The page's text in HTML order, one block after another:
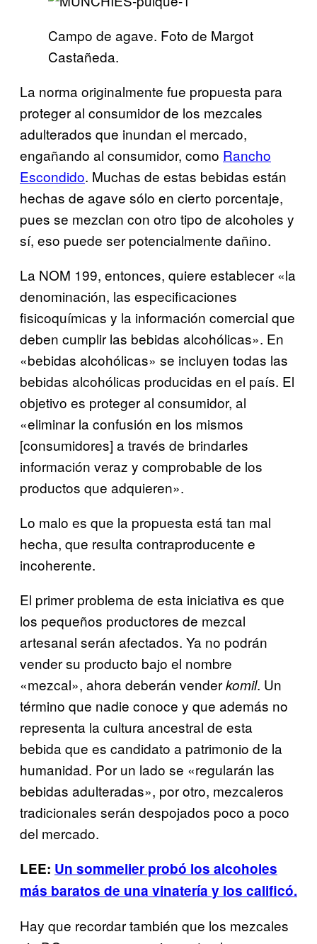
Campo de agave. Foto de Margot
Castañeda.
La norma originalmente fue propuesta para
proteger al consumidor de los mezcales
adulterados que inundan el mercado,
engañando al consumidor, como Rancho
Escondido. Muchas de estas bebidas están
hechas de agave sólo en cierto porcentaje,
pues se mezclan con otro tipo de alcoholes y
sí, eso puede ser potencialmente dañino.
La NOM 199, entonces, quiere establecer «la
denominación, las especificaciones
fisicoquímicas y la información comercial que
deben cumplir las bebidas alcohólicas». En
«bebidas alcohólicas» se incluyen todas las
bebidas alcohólicas producidas en el país. El
objetivo es proteger al consumidor, al
«eliminar la confusión en los mismos
[consumidores] a través de brindarles
información veraz y comprobable de los
productos que adquieren».
Lo malo es que la propuesta está tan mal
hecha, que resulta contraproducente e
incoherente.
El primer problema de esta iniciativa es que
los pequeños productores de mezcal
artesanal serán afectados. Ya no podrán
vender su producto bajo el nombre
«mezcal», ahora deberán venderkomil. Un
término que nadie conoce y que además no
representa la cultura ancestral de esta
bebida que es candidato a patrimonio de la
humanidad. Por un lado se «regularán las
bebidas adulteradas», por otro, mezcaleros
tradicionales serán despojados poco a poco
del mercado.
LEE: Un sommelier probó los alcoholes
más baratos de una vinatería y los calificó.
Hay que recordar también que los mezcales